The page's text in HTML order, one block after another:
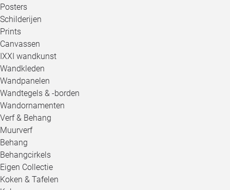
Posters
Schilderijen
Prints
Canvassen
IXXI wandkunst
Wandkleden
Wandpanelen
Wandtegels & -borden
Wandornamenten
Verf & Behang
Muurverf
Behang
Behangcirkels
Eigen Collectie
Koken & Tafelen